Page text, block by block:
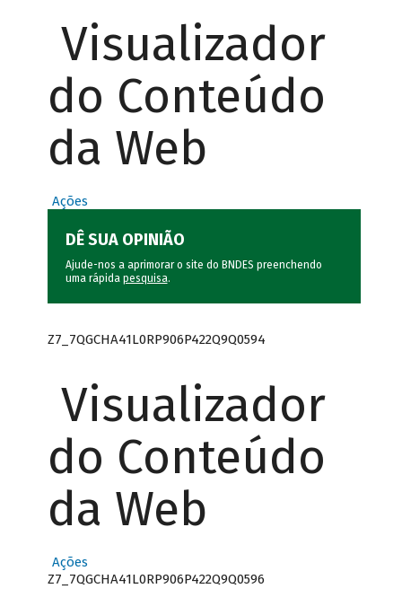
Visualizador
do Conteúdo
da Web
Ações
DÊ SUA OPINIÃO
Ajude-nos a aprimorar o site do BNDES preenchendo
uma rápida pesquisa.
Z7_7QGCHA41L0RP906P422Q9Q0594
Visualizador
do Conteúdo
da Web
Ações
Z7_7QGCHA41L0RP906P422Q9Q0596